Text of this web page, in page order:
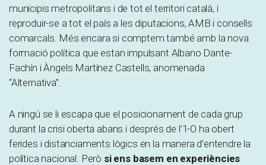
municipis metropolitans i de tot el territori català, i
reproduir-se a tot el país a les diputacions, AMB i consells
comarcals. Més encara si comptem també amb la nova
formació política que estan impulsant Albano Dante-
Fachín i Àngels Martínez Castells, anomenada
“Alternativa”.
A ningú se li escapa que el posicionament de cada grup
durant la crisi oberta abans i després de l’1-O ha obert
ferides i distanciaments lògics en la manera d’entendre la
política nacional. Però si ens basem en experiències